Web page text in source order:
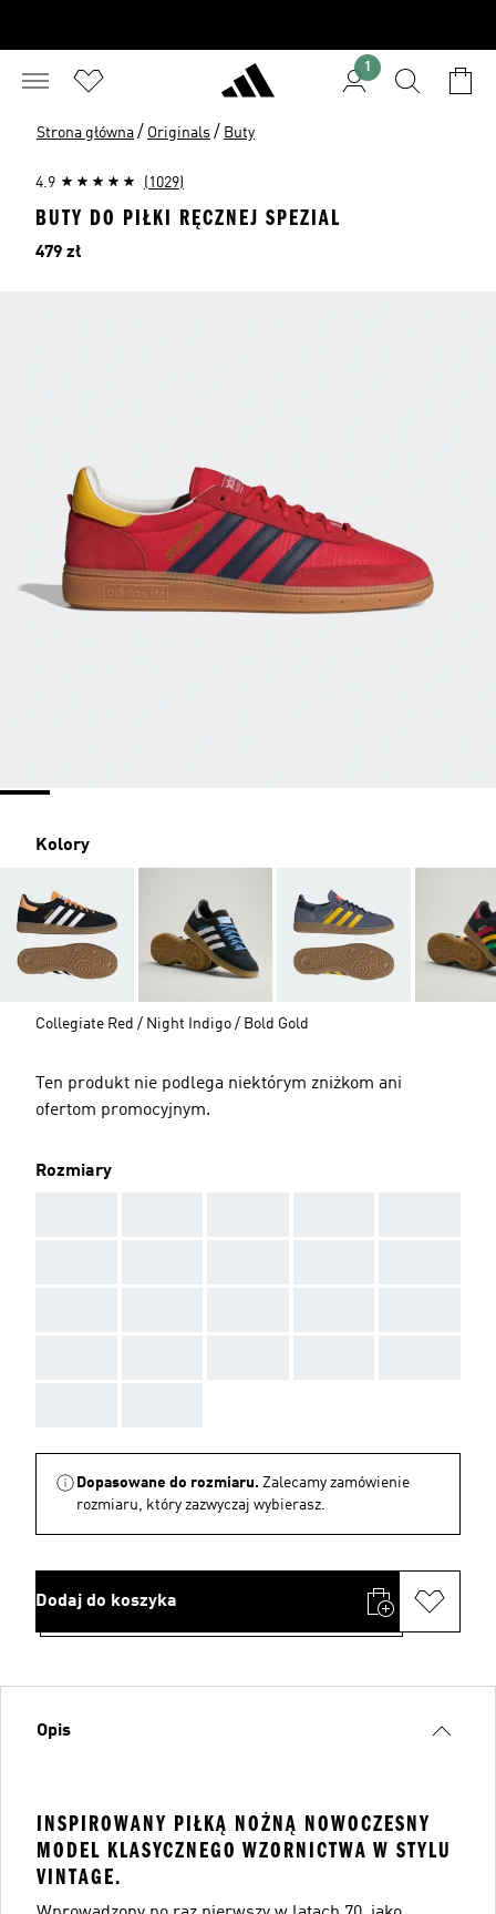
1
Strona główna / Originals / Buty
4.9 (1029)
BUTY DO PIŁKI RĘCZNEJ SPEZIAL
Cena
479 zł
Kolory
Collegiate Red / Night Indigo / Bold Gold
Ten produkt nie podlega niektórym zniżkom ani
ofertom promocyjnym.
Rozmiary
Dopasowane do rozmiaru. Zalecamy zamówienie
rozmiaru, który zazwyczaj wybierasz.
Dodaj do koszyka
Opis
INSPIROWANY PIŁKĄ NOŻNĄ NOWOCZESNY
MODEL KLASYCZNEGO WZORNICTWA W STYLU
VINTAGE.